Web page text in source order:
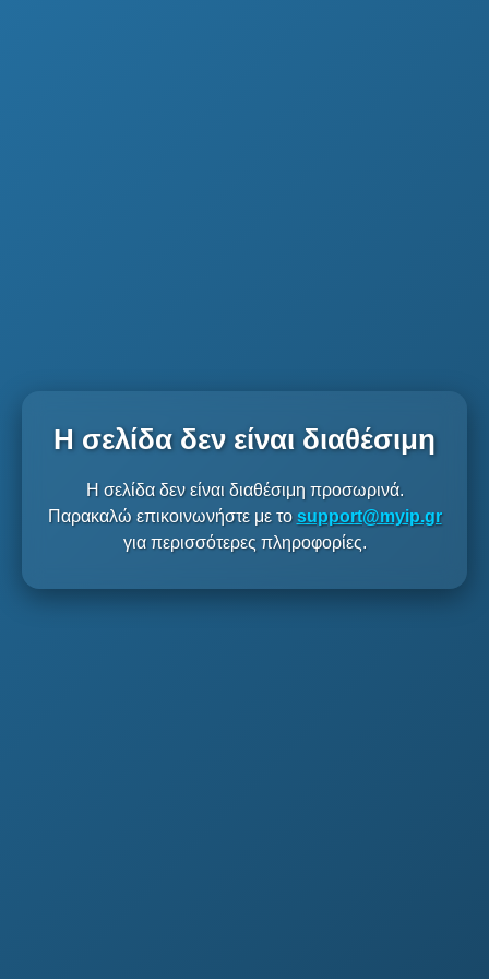
Η σελίδα δεν είναι διαθέσιμη
Η σελίδα δεν είναι διαθέσιμη προσωρινά.
Παρακαλώ επικοινωνήστε με το support@myip.gr
για περισσότερες πληροφορίες.